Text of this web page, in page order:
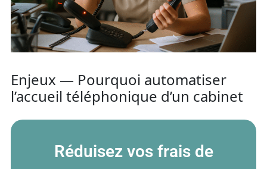
Enjeux — Pourquoi automatiser
l’accueil téléphonique d’un cabinet
Réduisez vos frais de